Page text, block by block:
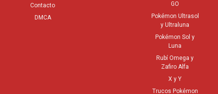
Contacto
DMCA
GO
Pokémon Ultrasol
y Ultraluna
Pokémon Sol y
Luna
Rubí Omega y
Zafiro Alfa
X y Y
Trucos Pokémon